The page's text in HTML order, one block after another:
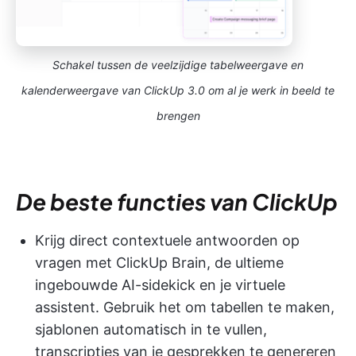
Schakel tussen de veelzijdige tabelweergave en
kalenderweergave van ClickUp 3.0 om al je werk in beeld te
brengen
De beste functies van ClickUp
Krijg direct contextuele antwoorden op
vragen met ClickUp Brain, de ultieme
ingebouwde AI-sidekick en je virtuele
assistent. Gebruik het om tabellen te maken,
sjablonen automatisch in te vullen,
transcripties van je gesprekken te genereren